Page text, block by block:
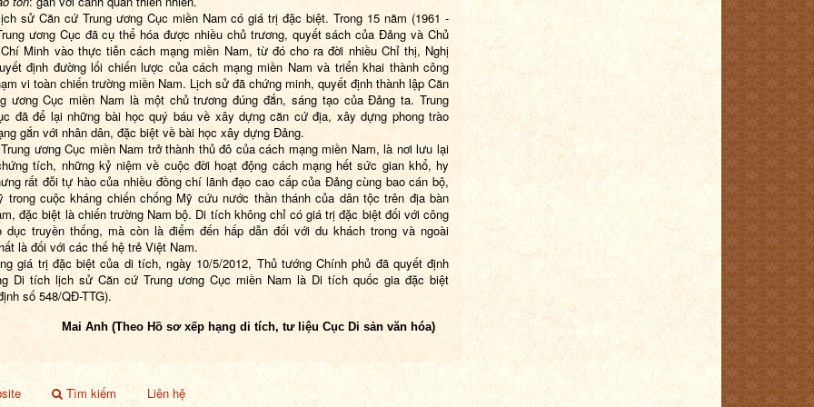
sử Căn cứ Trung ương Cục miền Nam có giá trị đặc biệt. Trong 15 năm (1961 -
ương Cục đã cụ thể hóa được nhiều chủ trương, quyết sách của Đảng và Chủ
Minh vào thực tiễn cách mạng miền Nam, từ đó cho ra đời nhiều Chỉ thị, Nghị
định đường lối chiến lược của cách mạng miền Nam và triển khai thành công
vi toàn chiến trường miền Nam. Lịch sử đã chứng minh, quyết định thành lập Căn
ương Cục miền Nam là một chủ trương đúng đắn, sáng tạo của Đảng ta. Trung
đã để lại những bài học quý báu về xây dựng căn cứ địa, xây dựng phong trào
gắn với nhân dân, đặc biệt về bài học xây dựng Đảng.
ương Cục miền Nam trở thành thủ đô của cách mạng miền Nam, là nơi lưu lại
tích, những kỷ niệm về cuộc đời hoạt động cách mạng hết sức gian khổ, hy
rất đỗi tự hào của nhiều đồng chí lãnh đạo cao cấp của Đảng cùng bao cán bộ,
trong cuộc kháng chiến chống Mỹ cứu nước thần thánh của dân tộc trên địa bàn
đặc biệt là chiến trường Nam bộ. Di tích không chỉ có giá trị đặc biệt đối với công
dục truyền thống, mà còn là điểm đến hấp dẫn đối với du khách trong và ngoài
là đối với các thế hệ trẻ Việt Nam.
giá trị đặc biệt của di tích, ngày 10/5/2012, Thủ tướng Chính phủ đã quyết định
Di tích lịch sử Căn cứ Trung ương Cục miền Nam là Di tích quốc gia đặc biệt
số 548/QĐ-TTG).
Mai Anh (Theo Hồ sơ xếp hạng di tích, tư liệu Cục Di sản văn hóa)
Tìm kiếm Liên hệ